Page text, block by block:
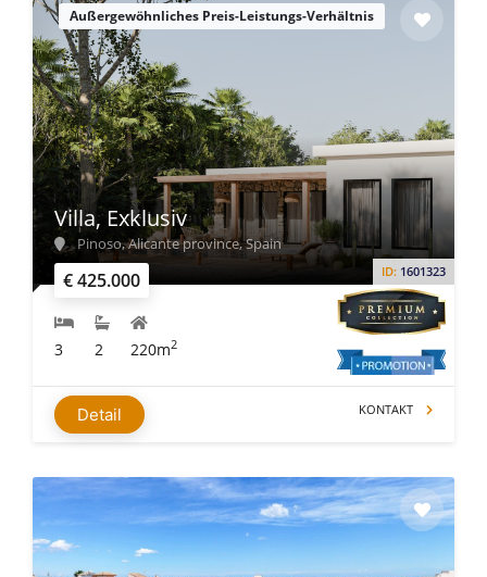
Außergewöhnliches Preis-Leistungs-Verhältnis
€ 425.000 ID: 1601323
Villa, Exklusiv
Pinoso, Alicante province, Spain
3 2 220m2
Detail KONTAKT